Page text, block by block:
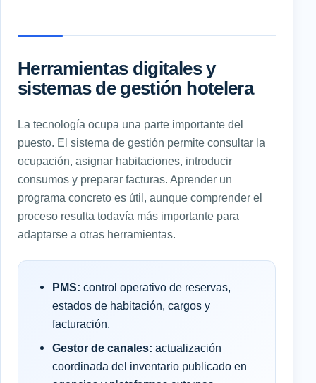
Herramientas digitales y
sistemas de gestión hotelera
La tecnología ocupa una parte importante del
puesto. El sistema de gestión permite consultar la
ocupación, asignar habitaciones, introducir
consumos y preparar facturas. Aprender un
programa concreto es útil, aunque comprender el
proceso resulta todavía más importante para
adaptarse a otras herramientas.
PMS: control operativo de reservas,
estados de habitación, cargos y
facturación.
Gestor de canales: actualización
coordinada del inventario publicado en